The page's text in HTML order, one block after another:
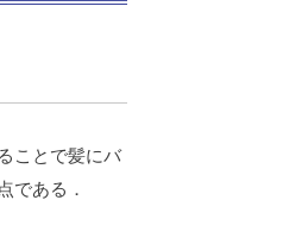
ことで髪にバ
である．